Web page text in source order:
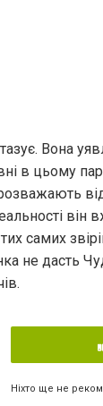
Вона
в цьому
він
самих
не дасть
Ніхто ще не